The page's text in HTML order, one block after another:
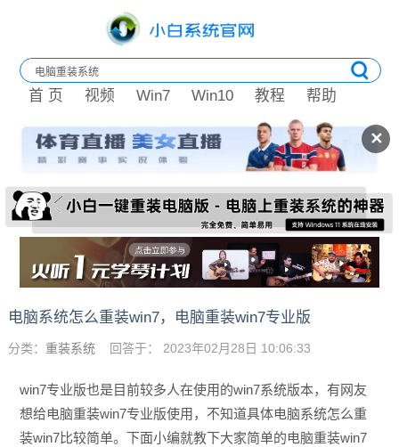
✕
首 页 视频 Win7 Win10 教程 帮助
电脑系统怎么重装win7，电脑重装win7专业版
分类： 重装系统回答于： 2023年02月28日 10:06:33
win7专业版也是目前较多人在使用的win7系统版本，有网友
想给电脑重装win7专业版使用，不知道具体电脑系统怎么重
装win7比较简单。下面小编就教下大家简单的电脑重装win7